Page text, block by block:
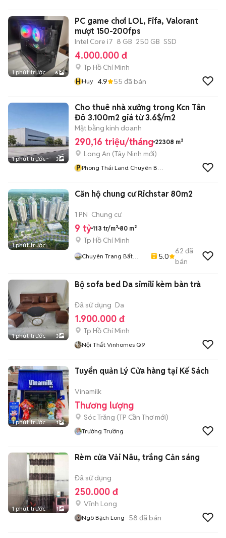
1 phút trước 6
PC game chơi LOL, Fifa, Valorant
mượt 150-200fps
Intel Core i7 8 GB 250 GB SSD
4.000.000 đ
Tp Hồ Chí Minh
HHuy 4.9 55 đã bán
1 phút trước 3
Cho thuê nhà xưởng trong Kcn Tân
Đô 3.100m2 giá từ 3.6$/m2
Mặt bằng kinh doanh
290,16 triệu/tháng 22308 m²
Long An (Tây Ninh mới)
P Phong Thái Land Chuyên Bất
1 phút trước
Căn hộ chung cư Richstar 80m2
1 PN Chung cư
9 tỷ 113 tr/m² 80 m²
Tp Hồ Chí Minh
Chuyên Trang Bất
5.0
62 đã
bán
1 phút trước 3
Bộ sofa bed Da simili kèm bàn trà
Đã sử dụng Da
1.900.000 đ
Tp Hồ Chí Minh
Nội Thất Vinhomes Q9
1 phút trước 1
Tuyển quản Lý Cửa hàng tại Kế Sách
Vinamilk
Thương lượng
Sóc Trăng (TP Cần Thơmới)
Trường Trường
1 phút trước 1
Rèm cửa Vải Nâu, trắng Cản sáng
Đã sử dụng
250.000 đ
Vĩnh Long
Ngô Bạch Long 58 đã bán